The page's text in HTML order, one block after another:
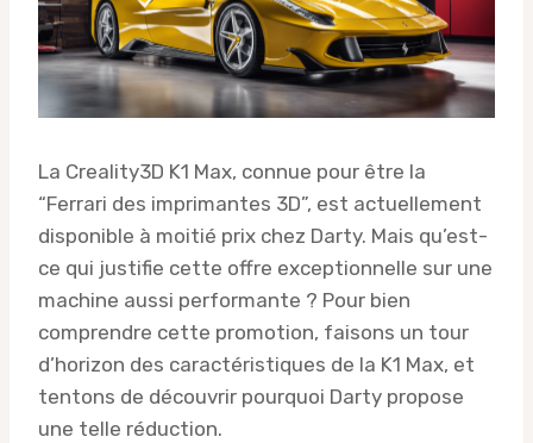
La Creality3D K1 Max, connue pour être la
“Ferrari des imprimantes 3D”, est actuellement
disponible à moitié prix chez Darty. Mais qu’est-
ce qui justifie cette offre exceptionnelle sur une
machine aussi performante ? Pour bien
comprendre cette promotion, faisons un tour
d’horizon des caractéristiques de la K1 Max, et
tentons de découvrir pourquoi Darty propose
une telle réduction.